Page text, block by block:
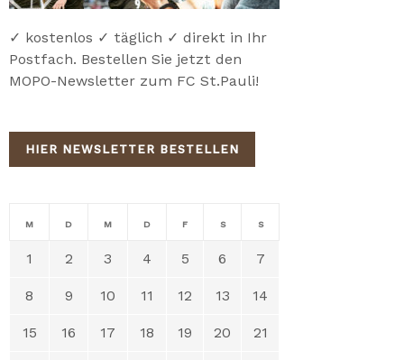
✓ kostenlos ✓ täglich ✓ direkt in Ihr
Postfach. Bestellen Sie jetzt den
MOPO-Newsletter zum FC St.Pauli!
HIER NEWSLETTER BESTELLEN
M D M D F S S
1 2 3 4 5 6 7
8 9 10 11 12 13 14
15 16 17 18 19 20 21